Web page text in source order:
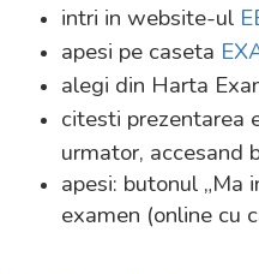
intri in website-ul
apesi pe caseta
alegi din Harta
citesti prezentarea
urmator, accesand
apesi: butonul „Ma
examen (online cu